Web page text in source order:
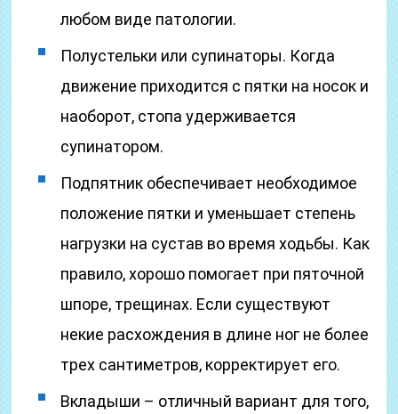
любом виде патологии.
Полустельки или супинаторы. Когда
движение приходится с пятки на носок и
наоборот, стопа удерживается
супинатором.
Подпятник обеспечивает необходимое
положение пятки и уменьшает степень
нагрузки на сустав во время ходьбы. Как
правило, хорошо помогает при пяточной
шпоре, трещинах. Если существуют
некие расхождения в длине ног не более
трех сантиметров, корректирует его.
Вкладыши – отличный вариант для того,